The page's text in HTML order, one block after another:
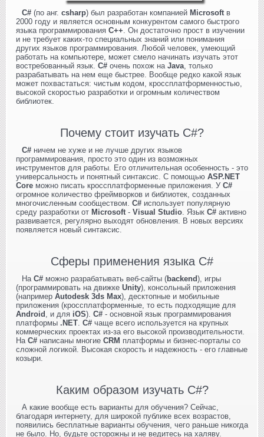
C# (по анг. csharp) был разработан компанией Microsoft в
2000 году и является основным конкурентом самого быстрого
языка программирования С++ . Он достаточно прост в изучении
и не требует каких-то специальных знаний или понимания
других языков программирования. Любой человек, умеющий
работать на компьютере, может смело начинать изучать этот
востребованный язык. C# очень похож на Java , только
разрабатывать на нем еще быстрее. Вообще редко какой язык
может похвастаться: чистым кодом, кроссплатформенностью,
высокой скоростью разработки и огромным количеством
библиотек.
Почему стоит изучать C#?
C# ничем не хуже и не лучше других языков
программирования, просто это один из возможных
инструментов для работы. Его отличительная особенность - это
универсальность и понятный синтаксис. С помощью ASP.NET
Core можно писать кроссплатформенные приложения. У C#
огромное количество фреймворков и библиотек, созданных
многочисленным сообществом. C# использует популярную
среду разработки от Microsoft - Visual Studio . Язык C# активно
развивается, регулярно выходят обновления. В новых версиях
появляется новый синтаксис.
Сферы применения языка C#
На C# можно разрабатывать веб-сайты (backend), игры
(программировать на движке Unity), консольный приложения
(например Autodesk 3ds Max), десктопные и мобильные
приложения (кроссплатформенные, то есть подходящие для
Android
, и для iOS). C# - основной язык программирования
платформы .NET С# чаще всего используется на крупных
коммерческих проектах из-за его высокой производительности.
На C# написаны многие CRM платформы и бизнес-порталы со
сложной логикой. Высокая скорость и надежность - его главные
козыри.
Каким образом изучать C#?
А какие вообще есть варианты для обучения? Сейчас,
благодаря интернету, для широкой публике всех возрастов,
появились бесплатные варианты обучения, чего раньше никогда
не было. Но, будьте осторожны и не ведитесь на халяву.